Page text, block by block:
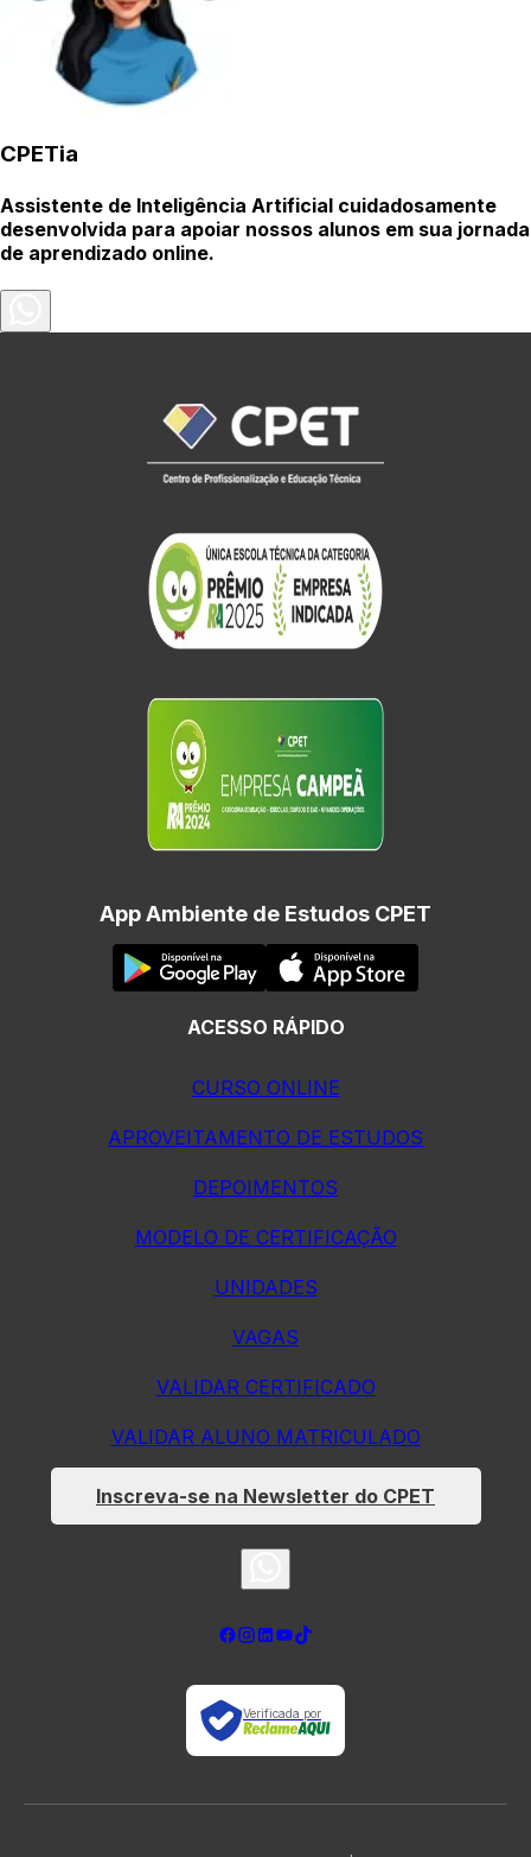
CPETia
Assistente de Inteligência Artificial cuidadosamente
desenvolvida para apoiar nossos alunos em sua jornada
de aprendizado online.
App Ambiente de Estudos CPET
ACESSO RÁPIDO
CURSO ONLINE
APROVEITAMENTO DE ESTUDOS
DEPOIMENTOS
MODELO DE CERTIFICAÇÃO
UNIDADES
VAGAS
VALIDAR CERTIFICADO
VALIDAR ALUNO MATRICULADO
Inscreva-se na Newsletter do CPET
Verificada por